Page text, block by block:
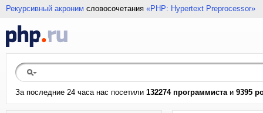
Рекурсивный акроним словосочетания «PHP: Hypertext Preprocessor»
За последние 24 часа нас посетили 132274 программистаи 9395